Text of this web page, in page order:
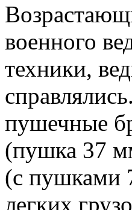
военного
техники,
пушечные
(пушка 37
(с пушками
легких